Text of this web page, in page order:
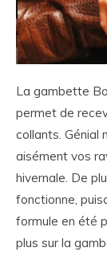
La gambette
permet de
collants. Génial
aisément vos
hivernale. De
fonctionne,
formule en été
plus sur la